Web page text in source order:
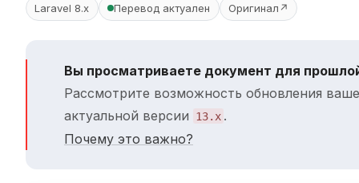
Laravel 8.x Перевод актуален Оригинал ↗
Вы просматриваете документ для
Рассмотрите возможность обновления
актуальной версии
13.x .
Почему это важно?